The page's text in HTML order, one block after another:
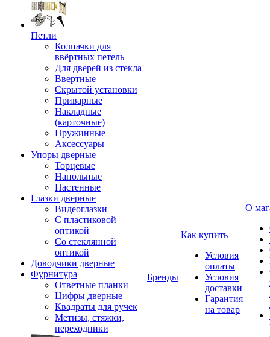
Петли
Колпачки для
ввёртных петель
Для дверей из стекла
Ввертные
Скрытой установки
Приварные
Накладные
(карточные)
Пружинные
Аксессуары
Упоры дверные
Торцевые
Напольные
Настенные
Глазки дверные
Видеоглазки
С пластиковой
оптикой
Со стеклянной
оптикой
Доводчики дверные
Фурнитура
Ответные планки
Цифры дверные
Квадраты для ручек
Метизы, стяжки,
переходники
Бренды
Как купить
Условия
оплаты
Условия
доставки
Гарантия
на товар
О